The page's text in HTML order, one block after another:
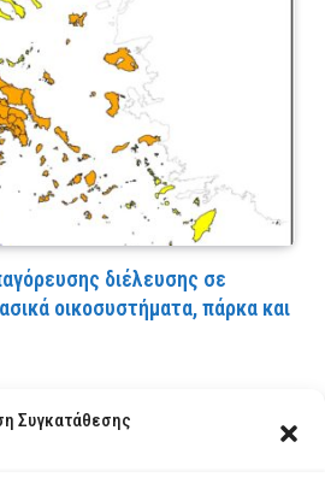
Συγκατάθεσης
διέλευσης σε
οικοσυστήματα, πάρκα και